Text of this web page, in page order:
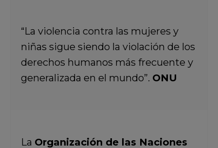
“La violencia contra las mujeres y
niñas sigue siendo la violación de los
derechos humanos más frecuente y
generalizada en el mundo”. ONU
La Organización de las Naciones